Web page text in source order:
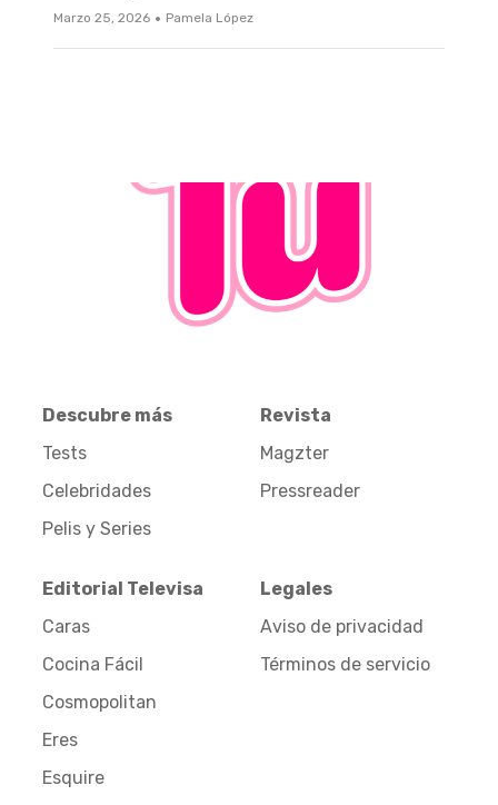
Marzo 25, 2026 · Pamela López
Descubre más
Tests
Celebridades
Pelis y Series
Revista
Magzter
Pressreader
Editorial Televisa
Caras
Cocina Fácil
Cosmopolitan
Eres
Esquire
Legales
Aviso de privacidad
Términos de servicio